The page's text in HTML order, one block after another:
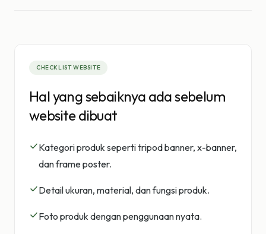
CHECKLIST WEBSITE
Hal yang sebaiknya ada sebelum
website dibuat
Kategori produk seperti tripod banner, x-banner,
dan frame poster.
Detail ukuran, material, dan fungsi produk.
Foto produk dengan penggunaan nyata.